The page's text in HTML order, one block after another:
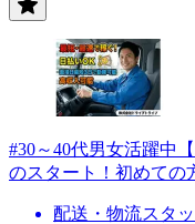
#30～40代男女活躍中
のスタート！初めての
配送・物流スタ